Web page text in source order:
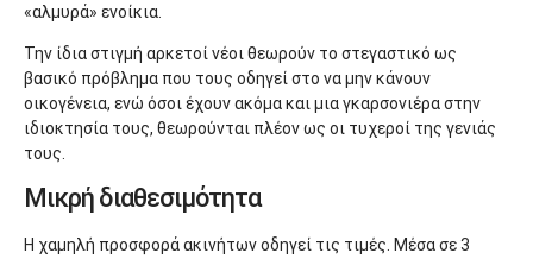
«αλμυρά» ενοίκια.
Την ίδια στιγμή αρκετοί νέοι θεωρούν το στεγαστικό ως
βασικό πρόβλημα που τους οδηγεί στο να μην κάνουν
οικογένεια, ενώ όσοι έχουν ακόμα και μια γκαρσονιέρα στην
ιδιοκτησία τους, θεωρούνται πλέον ως οι τυχεροί της γενιάς
τους.
Μικρή διαθεσιμότητα
Η χαμηλή προσφορά ακινήτων οδηγεί τις τιμές. Μέσα σε 3